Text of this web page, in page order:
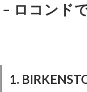
– ロコンド
1.